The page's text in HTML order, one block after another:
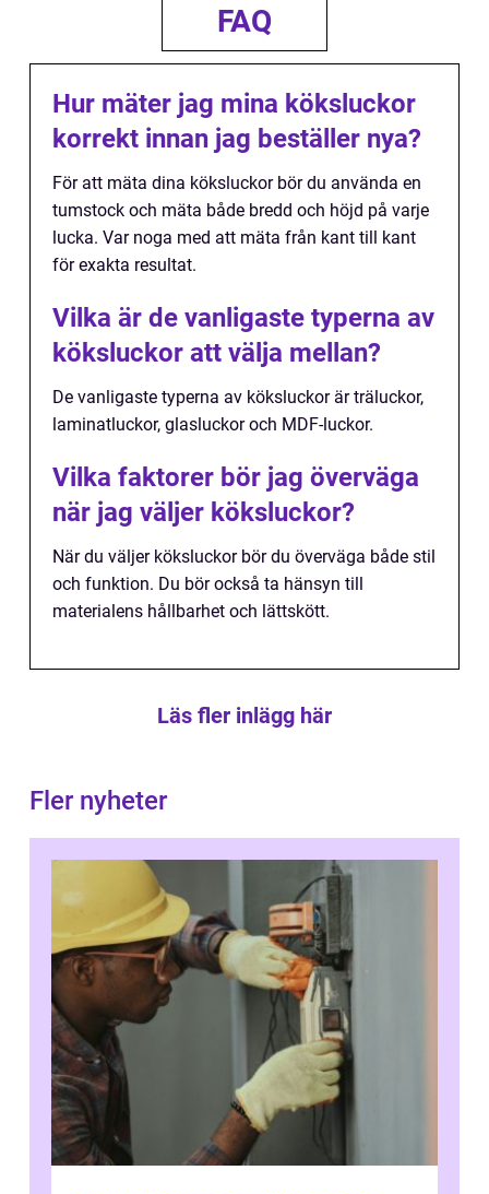
FAQ
Hur mäter jag mina köksluckor
korrekt innan jag beställer nya?
För att mäta dina köksluckor bör du använda en
tumstock och mäta både bredd och höjd på varje
lucka. Var noga med att mäta från kant till kant
för exakta resultat.
Vilka är de vanligaste typerna av
köksluckor att välja mellan?
De vanligaste typerna av köksluckor är träluckor,
laminatluckor, glasluckor och MDF-luckor.
Vilka faktorer bör jag överväga
när jag väljer köksluckor?
När du väljer köksluckor bör du överväga både stil
och funktion. Du bör också ta hänsyn till
materialens hållbarhet och lättskött.
Läs fler inlägg här
Fler nyheter